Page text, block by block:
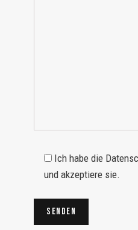
Ich habe die
und akzeptiere sie.